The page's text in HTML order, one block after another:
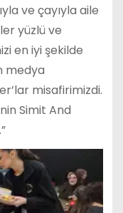
ve çayıyla aile
yüzlü ve
en iyi şekilde
medya
misafirimizdi.
Simit And